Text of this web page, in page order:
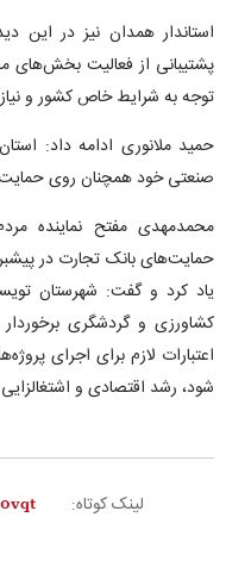
استاندار همدان نیز در این
پشتیبانی از فعالیت بخش‌های
توجه به شرایط خاص کشور و
حمید ملانوری ادامه داد:
صنعتی خود همچنان روی
محمدمهدی مفتح نماینده
حمایت‌های بانک تجارت در
یاد کرد و گفت: شهرستان
کشاورزی و گردشگری
اعتبارات لازم برای اجرای
شود، رشد اقتصادی و
لینک کوتاه: